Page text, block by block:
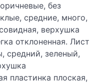
без
средние, много,
верхушка
отклоненная. Лист
средний, зеленый,
пластинка плоская,